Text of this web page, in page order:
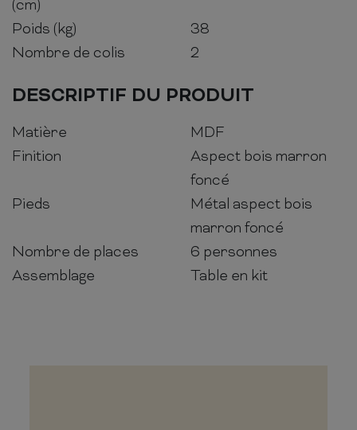
(cm)
Poids (kg)
38
Nombre de colis
2
DESCRIPTIF DU PRODUIT
Matière
MDF
Finition
Aspect bois marron
foncé
Pieds
Métal aspect bois
marron foncé
Nombre de places
6 personnes
Assemblage
Table en kit